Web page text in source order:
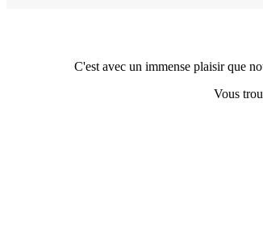
C'est avec un immense plaisir que
Vous